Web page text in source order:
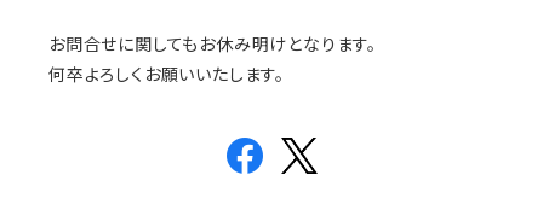
お問合せに関してもお休み明けとなります。
何卒よろしくお願いいたします。